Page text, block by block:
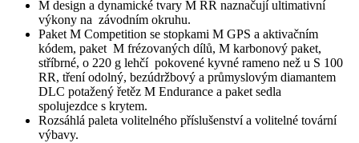
M design a dynamické tvary M RR naznačují ultimativní
výkony na závodním okruhu.
Paket M Competition se stopkami M GPS a aktivačním
kódem, paket M frézovaných dílů, M karbonový paket,
stříbrné, o 220 g lehčí pokovené kyvné rameno než u S 100
RR, tření odolný, bezúdržbový a průmyslovým diamantem
DLC potažený řetěz M Endurance a paket sedla
spolujezdce s krytem.
Rozsáhlá paleta volitelného příslušenství a volitelné tovární
výbavy.